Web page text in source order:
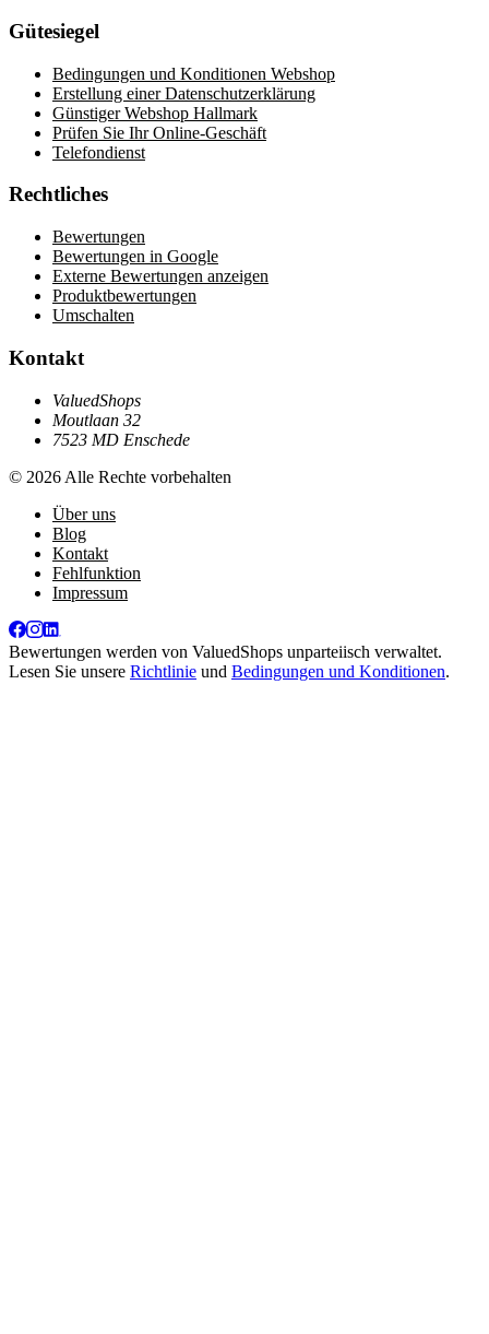
Gütesiegel
Bedingungen und Konditionen Webshop
Erstellung einer Datenschutzerklärung
Günstiger Webshop Hallmark
Prüfen Sie Ihr Online-Geschäft
Telefondienst
Rechtliches
Bewertungen
Bewertungen in Google
Externe Bewertungen anzeigen
Produktbewertungen
Umschalten
Kontakt
ValuedShops
Moutlaan 32
7523 MD Enschede
© 2026 Alle Rechte vorbehalten
Über uns
Blog
Kontakt
Fehlfunktion
Impressum
Bewertungen werden von ValuedShops unparteiisch verwaltet.
Lesen Sie unsere Richtlinie und Bedingungen und Konditionen.